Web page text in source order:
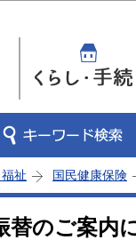
祉 国民健康保険
替のご案内